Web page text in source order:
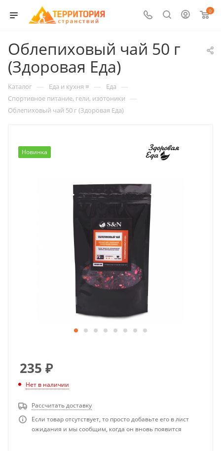
0
Облепиховый чай 50 г
(Здоровая Еда)
Каталог — Еда и кухня ≡ — Еда —
Спортивное питание, гели, изотоники —
Облепиховый чай 50 г (Здоровая Еда)
Новинка
235 ₽
Нет в наличии
Рассчитать доставку
Если товар отсутствует, то просто добавьте его в лист
ожидания и мы сообщим, когда он вновь появится